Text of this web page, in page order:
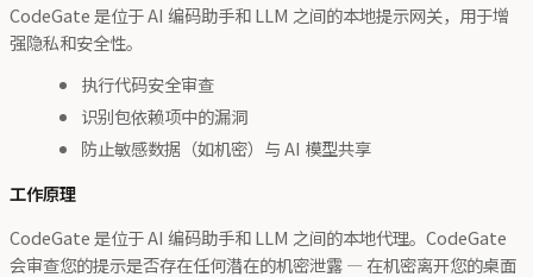
CodeGate 是位于 AI 编码助手和 LLM 之间的本地提示网关，用于增
强隐私和安全性。
执行代码安全审查
识别包依赖项中的漏洞
防止敏感数据（如机密）与 AI 模型共享
工作原理
CodeGate 是位于 AI 编码助手和 LLM 之间的本地代理。CodeGate
会审查您的提示是否存在任何潜在的机密泄露 — 在机密离开您的桌面